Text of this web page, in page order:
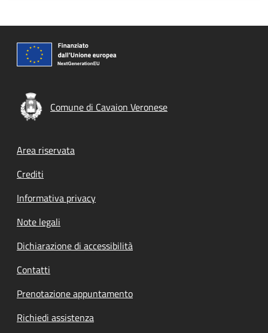
Comune di Cavaion Veronese
Footer menu
Area riservata
Crediti
Informativa privacy
Note legali
Dichiarazione di accessibilità
Contatti
Prenotazione appuntamento
Richiedi assistenza